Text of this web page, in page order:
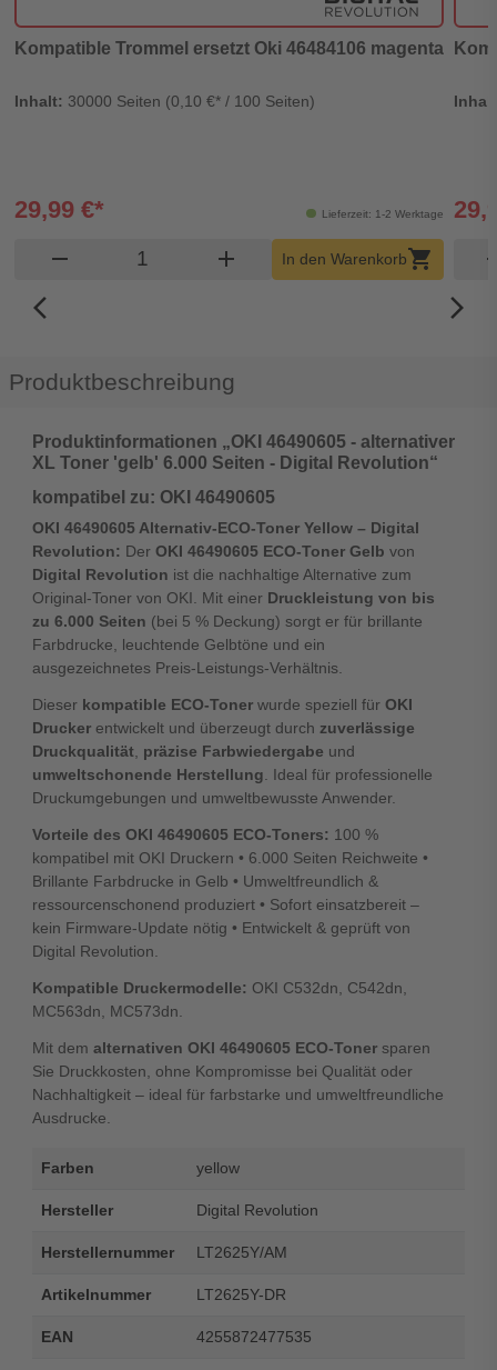
Kompatible Trommel ersetzt Oki 46484106 magenta
Inhalt: 30000 Seiten (0,10 €* / 100 Seiten)
Lieferzeit: 1-2 Werktage
29,99 €*
remove Produkt Warenkorb Menge
add In den Warenkorbshopping_cart
arrow_back_ios_new
arrow_forward_ios
Produktbeschreibung
Produktinformationen „OKI 46490605 - alternativer
XL Toner 'gelb' 6.000 Seiten - Digital Revolution“
kompatibel zu: OKI 46490605
OKI 46490605 Alternativ-ECO-Toner Yellow – Digital
Revolution: Der OKI 46490605 ECO-Toner Gelb von
Digital Revolution ist die nachhaltige Alternative zum
Original-Toner von OKI. Mit einer Druckleistung von bis
zu 6.000 Seiten (bei 5 % Deckung) sorgt er für brillante
Farbdrucke, leuchtende Gelbtöne und ein
ausgezeichnetes Preis-Leistungs-Verhältnis.
Dieser kompatible ECO-Tonerwurde speziell für OKI
Druckerentwickelt und überzeugt durch zuverlässige
Druckqualität, präzise Farbwiedergabe und
umweltschonende Herstellung . Ideal für professionelle
Druckumgebungen und umweltbewusste Anwender.
Vorteile des OKI 46490605 ECO-Toners: 100 %
kompatibel mit OKI Druckern • 6.000 Seiten Reichweite •
Brillante Farbdrucke in Gelb • Umweltfreundlich &
ressourcenschonend produziert • Sofort einsatzbereit –
kein Firmware-Update nötig • Entwickelt & geprüft von
Digital Revolution.
Kompatible Druckermodelle: OKI C532dn, C542dn,
MC563dn, MC573dn.
Mit dem alternativen OKI 46490605 ECO-Tonersparen
Sie Druckkosten, ohne Kompromisse bei Qualität oder
Nachhaltigkeit – ideal für farbstarke und umweltfreundliche
Ausdrucke.
Farben yellow
Hersteller Digital Revolution
Herstellernummer LT2625Y/AM
Artikelnummer LT2625Y-DR
EAN 4255872477535